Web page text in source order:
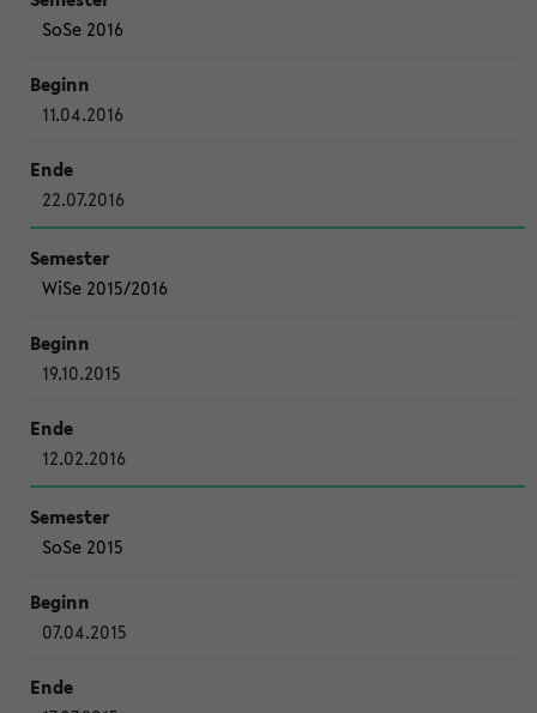
SoSe 2016
11.04.2016
22.07.2016
WiSe 2015/2016
19.10.2015
12.02.2016
SoSe 2015
07.04.2015